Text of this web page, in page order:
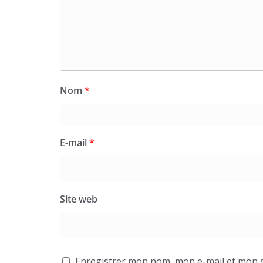
Nom *
E-mail*
Site web